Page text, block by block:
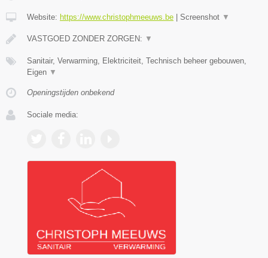
Website: https://www.christophmeeuws.be | Screenshot ▼
VASTGOED ZONDER ZORGEN: ▼
Sanitair, Verwarming, Elektriciteit, Technisch beheer gebouwen,
Eigen ▼
Openingstijden onbekend
Sociale media: